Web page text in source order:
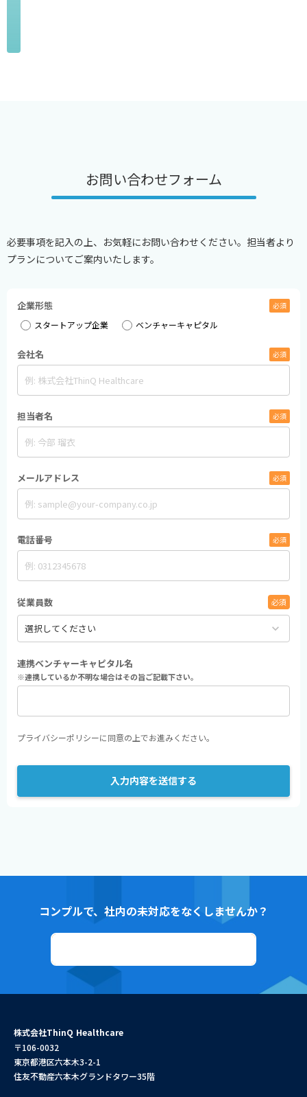
お問い合わせフォーム
必要事項を記入の上、お気軽にお問い合わせください。担当者より
プランについてご案内いたします。
企業形態 必須
スタートアップ企業 ベンチャーキャピタル
会社名 必須
担当者名 必須
メールアドレス 必須
電話番号 必須
従業員数 必須
keyboard_arrow_down
連携ベンチャーキャピタル名
※連携しているか不明な場合はその旨ご記載下さい。
プライバシーポリシーに同意の上でお進みください。
入力内容を送信する
コンプルで、社内の未対応をなくしませんか？
株式会社ThinQ Healthcare
〒106-0032
東京都港区六本木3-2-1
住友不動産六本木グランドタワー35階